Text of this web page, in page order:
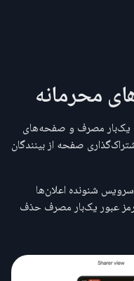
محرمانه
یک‌بار مصرف و صفحه‌های
صفحه از بینندگان
دارای سرویس شنونده اعلان‌ها
رمز عبور یک‌بار مصرف حذف